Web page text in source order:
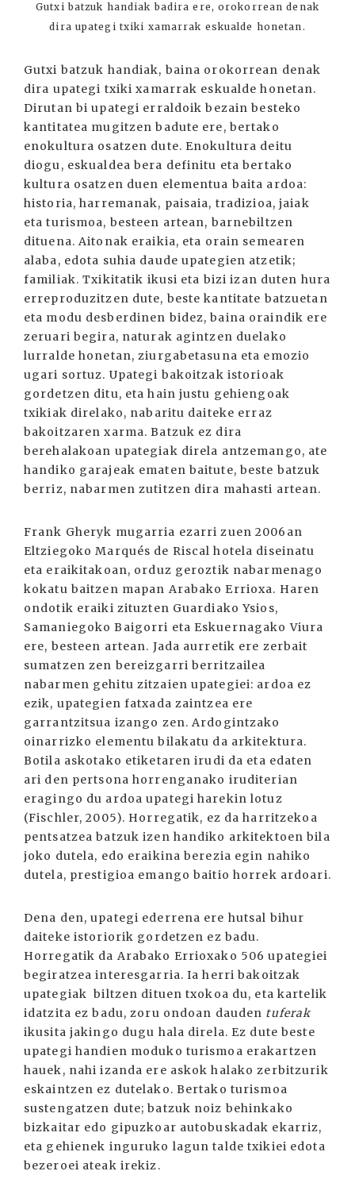
Gutxi batzuk handiak badira ere, orokorrean denak
dira upategi txiki xamarrak eskualde honetan.
Gutxi batzuk handiak, baina orokorrean denak
dira upategi txiki xamarrak eskualde honetan.
Dirutan bi upategi erraldoik bezain besteko
kantitatea mugitzen badute ere, bertako
enokultura osatzen dute. Enokultura deitu
diogu, eskualdea bera definitu eta bertako
kultura osatzen duen elementua baita ardoa:
historia, harremanak, paisaia, tradizioa, jaiak
eta turismoa, besteen artean, barnebiltzen
dituena. Aitonak eraikia, eta orain semearen
alaba, edota suhia daude upategien atzetik;
familiak. Txikitatik ikusi eta bizi izan duten hura
erreproduzitzen dute, beste kantitate batzuetan
eta modu desberdinen bidez, baina oraindik ere
zeruari begira, naturak agintzen duelako
lurralde honetan, ziurgabetasuna eta emozio
ugari sortuz. Upategi bakoitzak istorioak
gordetzen ditu, eta hain justu gehiengoak
txikiak direlako, nabaritu daiteke erraz
bakoitzaren xarma. Batzuk ez dira
berehalakoan upategiak direla antzemango, ate
handiko garajeak ematen baitute, beste batzuk
berriz, nabarmen zutitzen dira mahasti artean.
Frank Gheryk mugarria ezarri zuen 2006an
Eltziegoko Marqués de Riscal hotela diseinatu
eta eraikitakoan, orduz geroztik nabarmenago
kokatu baitzen mapan Arabako Errioxa. Haren
ondotik eraiki zituzten Guardiako Ysios,
Samaniegoko Baigorri eta Eskuernagako Viura
ere, besteen artean. Jada aurretik ere zerbait
sumatzen zen bereizgarri berritzailea
nabarmen gehitu zitzaien upategiei: ardoa ez
ezik, upategien fatxada zaintzea ere
garrantzitsua izango zen. Ardogintzako
oinarrizko elementu bilakatu da arkitektura.
Botila askotako etiketaren irudi da eta edaten
ari den pertsona horrenganako iruditerian
eragingo du ardoa upategi harekin lotuz
(Fischler, 2005). Horregatik, ez da harritzekoa
pentsatzea batzuk izen handiko arkitektoen bila
joko dutela, edo eraikina berezia egin nahiko
dutela, prestigioa emango baitio horrek ardoari.
Dena den, upategi ederrena ere hutsal bihur
daiteke istoriorik gordetzen ez badu.
Horregatik da Arabako Errioxako 506 upategiei
begiratzea interesgarria. Ia herri bakoitzak
upategiak biltzen dituen txokoa du, eta kartelik
idatzita ez badu, zoru ondoan dauden tuferak
ikusita jakingo dugu hala direla. Ez dute beste
upategi handien moduko turismoa erakartzen
hauek, nahi izanda ere askok halako zerbitzurik
eskaintzen ez dutelako. Bertako turismoa
sustengatzen dute; batzuk noiz behinkako
bizkaitar edo gipuzkoar autobuskadak ekarriz,
eta gehienek inguruko lagun talde txikiei edota
bezeroei ateak irekiz.